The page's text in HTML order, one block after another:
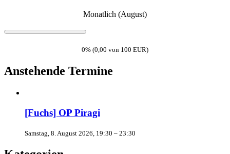
Monatlich (August)
0% (0,00 von 100 EUR)
Anstehende Termine
[Fuchs] OP Piragi
Samstag, 8. August 2026, 19:30 – 23:30